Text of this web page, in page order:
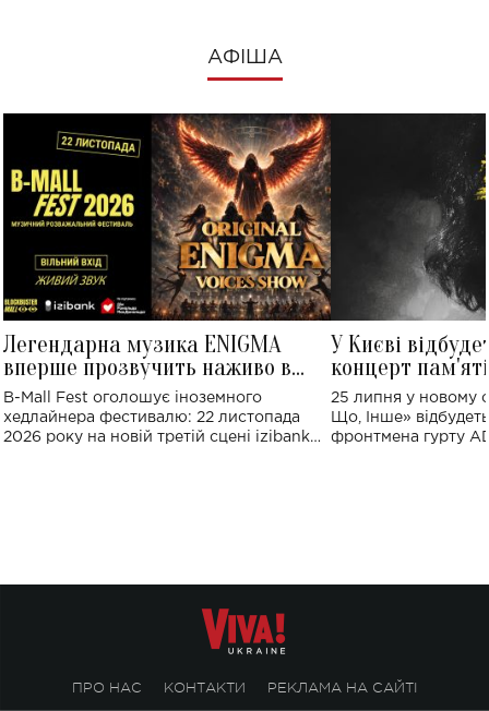
АФІША
Легендарна музика ENIGMA
вперше прозвучить наживо в
Україні: де відбудеться концерт
B-Mall Fest оголошує іноземного
хедлайнера фестивалю: 22 листопада
2026 року на новій третій сцені izibank
У Києві
концерт
Клименка:
виконають
25 липня у новому
Що, Інше»
фронтмена гурту
ПРО НАС КОНТАКТИ РЕКЛАМА НА САЙТІ